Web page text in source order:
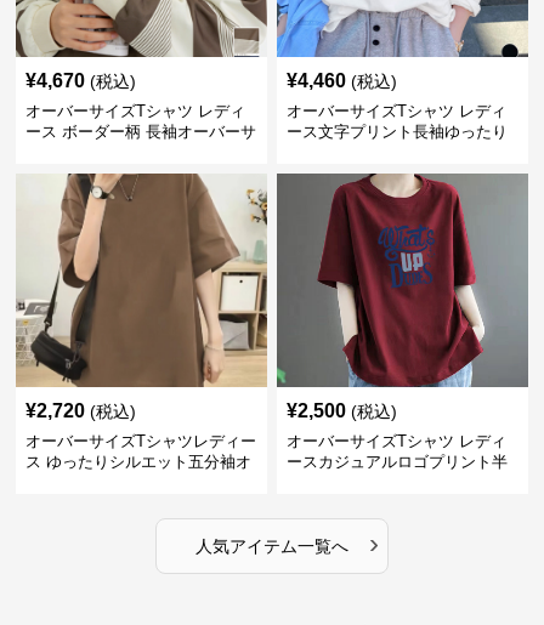
¥4,670 (税込)
オーバーサイズTシャツ レディ
ース ボーダー柄 長袖オーバーサ
¥4,460 (税込)
オーバーサイズTシャツ レディ
ース文字プリント長袖ゆったり
¥2,720 (税込)
オーバーサイズTシャツレディー
ス ゆったりシルエット五分袖オ
¥2,500 (税込)
オーバーサイズTシャツ レディ
ースカジュアルロゴプリント半
人気アイテム一覧へ ›